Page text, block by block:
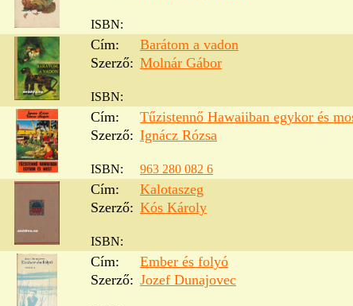
ISBN:
Cím:
Barátom a vadon
Szerző: Molnár Gábor
ISBN:
Cím:
Tűzistennő Hawaiiban egykor és
Szerző: Ignácz Rózsa
ISBN:
963 280 082 6
Cím:
Kalotaszeg
Szerző: Kós Károly
ISBN:
Cím:
Ember és folyó
Szerző: Jozef Dunajovec